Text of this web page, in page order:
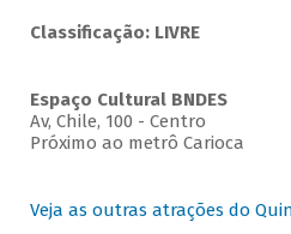
Classificação: LIVRE
Espaço Cultural BNDES
Av, Chile, 100 - Centro
Próximo ao metrô Carioca
Veja as outras atrações do